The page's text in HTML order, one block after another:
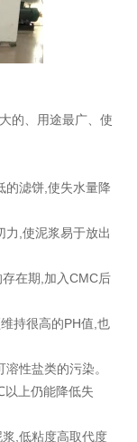
的、用途最广、使
滤饼,使失水量降
,使泥浆易于放出
在期,加入CMC后
持很高的PH值,也
性盐类的污染。
上仍能降低失
,低粘度高取代度